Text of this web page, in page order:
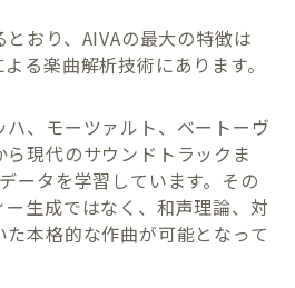
おり、AIVAの最大の特徴は
る楽曲解析技術にあります。
ハ、モーツァルト、ベートーヴ
現代のサウンドトラックま
ータを学習しています。その
生成ではなく、和声理論、対
本格的な作曲が可能となって